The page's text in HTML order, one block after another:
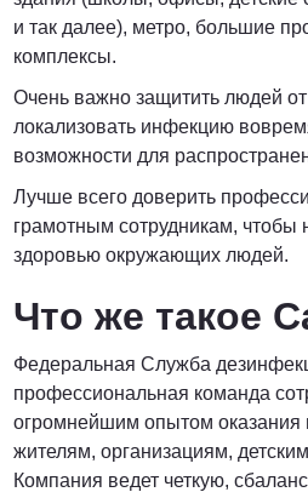
и так далее), метро, большие
комплексы.
Очень важно защитить людей
локализовать инфекцию
возможности для
Лучше всего доверить
грамотным сотрудникам, чтобы
здоровью окружающих людей.
Что же такое
Федеральная Служба
профессиональная команда
огромнейшим опытом
жителям, организациям,
Компания ведет четкую,